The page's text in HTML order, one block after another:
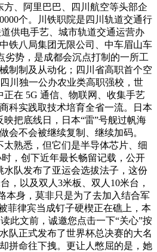
、阿里巴巴、四川航空等头部企
个。川铁职院是四川轨道交通行
供电手艺、城市轨道交通运营办
铁八局集团无限公司、中车眉山车
劣势，是成都会沉点打制的一所工
制制及从动化；四川省高职首个空
川独一公办农业类高职强校，世
在 5G 通信、物联网、收集手艺
科实践取技术培育全省一流。日本
把底线日，日本“雷”号舰过帆海
不会被继续复制、继续加码。
熟悉，但它们是半导体芯片、细
，创下近年最长畅留记载，公开
队发布了亚运会选拔法子，这份
，以及双人3米板、双人10米台，
本身，莫非只是为了去加入结合军
菲律宾当成钉子硬楔正在礁上，本
此文前，诚邀您点击一下“关心”按
队正式发布了世界杯总决赛的大名
拼命往下拽。更让人憋屈的是，她